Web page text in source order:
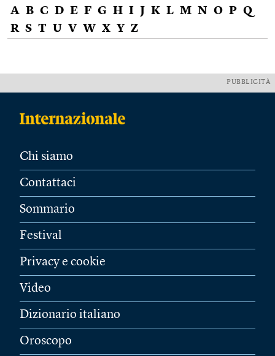
A B C D E F G H I J K L M N O P Q
R S T U V W X Y Z
PUBBLICITÀ
Chi siamo
Contattaci
Sommario
Festival
Privacy e cookie
Video
Dizionario italiano
Oroscopo